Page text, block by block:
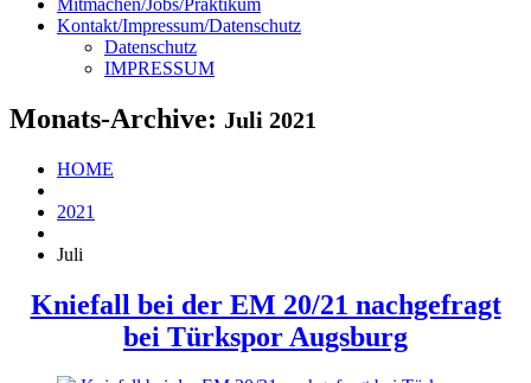
Kontakt/Impressum/Datenschutz
Datenschutz
IMPRESSUM
Monats-Archive: Juli 2021
HOME
2021
Juli
Kniefall bei der EM 20/21 nachgefragt
bei Türkspor Augsburg